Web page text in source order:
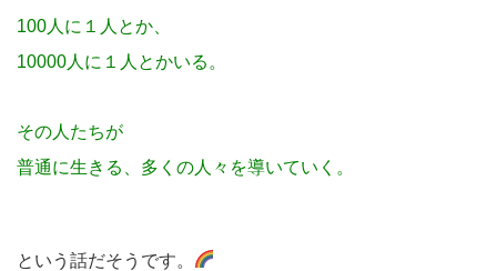
100人に１人とか、
10000人に１人とかいる。
その人たちが
普通に生きる、多くの人々を導いていく。
という話だそうです。